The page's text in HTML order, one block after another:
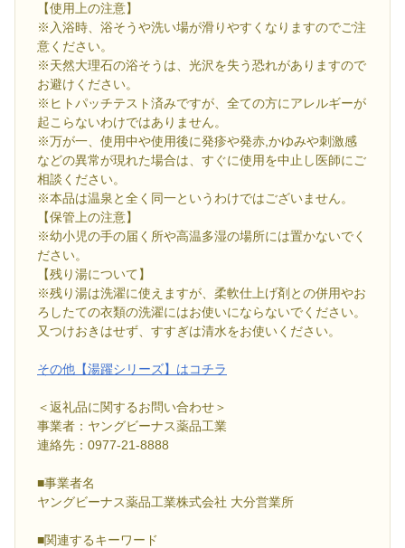
【使用上の注意】
※入浴時、浴そうや洗い場が滑りやすくなりますのでご注
意ください。
※天然大理石の浴そうは、光沢を失う恐れがありますので
お避けください。
※ヒトパッチテスト済みですが、全ての方にアレルギーが
起こらないわけではありません。
※万が一、使用中や使用後に発疹や発赤,かゆみや刺激感
などの異常が現れた場合は、すぐに使用を中止し医師にご
相談ください。
※本品は温泉と全く同一というわけではございません。
【保管上の注意】
※幼小児の手の届く所や高温多湿の場所には置かないでく
ださい。
【残り湯について】
※残り湯は洗濯に使えますが、柔軟仕上げ剤との併用やお
ろしたての衣類の洗濯にはお使いにならないでください。
又つけおきはせず、すすぎは清水をお使いください。
その他【湯躍シリーズ】はコチラ
＜返礼品に関するお問い合わせ＞
事業者：ヤングビーナス薬品工業
連絡先：0977-21-8888
■事業者名
ヤングビーナス薬品工業株式会社 大分営業所
■関連するキーワード